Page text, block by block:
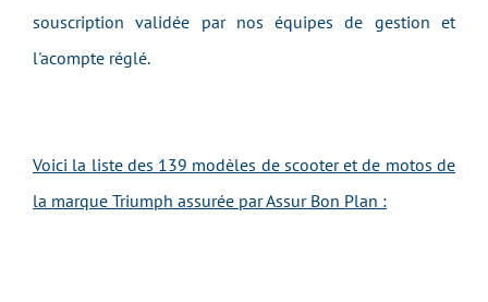
souscription validée par nos équipes de gestion et
l'acompte réglé.
Voici la liste des 139 modèles de scooter et de motos de
la marque Triumph assurée par Assur Bon Plan :